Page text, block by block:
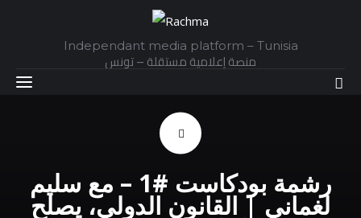
Independant media platform – Tunisia
منصة إعلامية مستقلة – تونس
Dailyرشمة بودكاست #1 – مع سليم
لغماني | القانون الدولي، يصلح